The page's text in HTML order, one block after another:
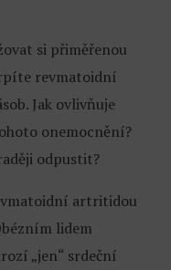
si přiměřenou
revmatoidní
Jak ovlivňuje
onemocnění?
odpustit?
artritidou
lidem
„jen“ srdeční